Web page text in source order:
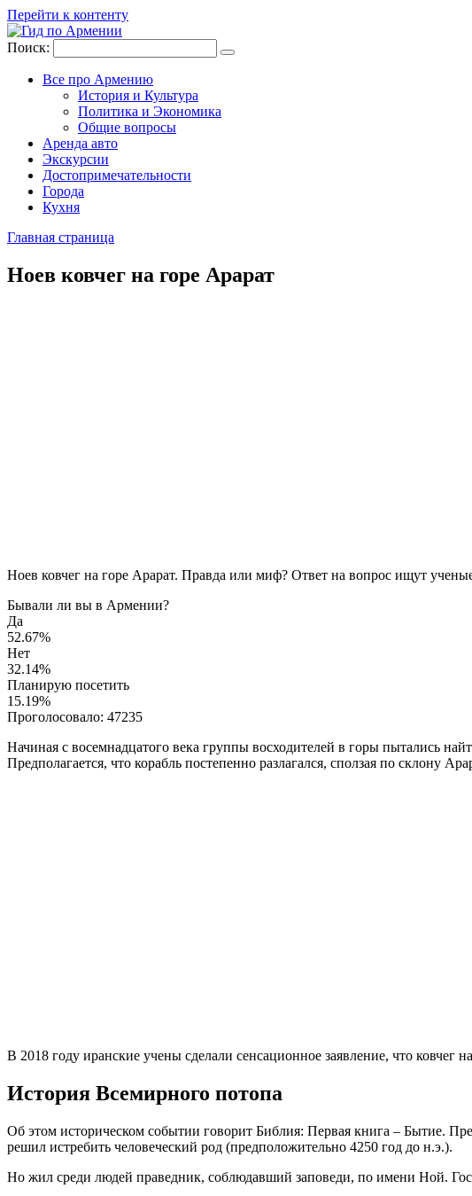
Перейти к контенту
Поиск:
Все про Армению
История и Культура
Политика и Экономика
Общие вопросы
Аренда авто
Экскурсии
Достопримечательности
Города
Кухня
Главная страница
Ноев ковчег на горе Арарат
Ноев ковчег на горе Арарат. Правда или миф? Ответ на вопрос ищут
Бывали ли вы в Армении?
Да
52.67%
Нет
32.14%
Планирую посетить
15.19%
Проголосовало: 47235
Начиная с восемнадцатого века группы восходителей в горы пытались
Предполагается, что корабль постепенно разлагался, сползая по склону
В 2018 году иранские учены сделали сенсационное заявление, что ковчег
История Всемирного потопа
Об этом историческом событии говорит Библия: Первая книга – Бытие.
решил истребить человеческий род (предположительно 4250 год до н.э.).
Но жил среди людей праведник, соблюдавший заповеди, по имени Ной.